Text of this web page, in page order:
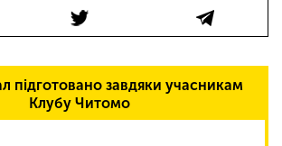
підготовано завдяки учасникам
Клубу Читомо